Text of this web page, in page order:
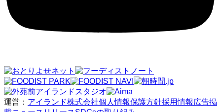
運営： アイランド株式会社個人情報保護方針採用情報 広告掲